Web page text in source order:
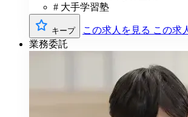
# 大手学習塾
キープ この求人を見る この求
業務委託